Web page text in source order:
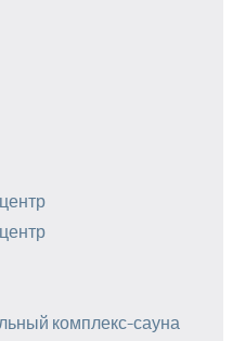
комплекс-сауна